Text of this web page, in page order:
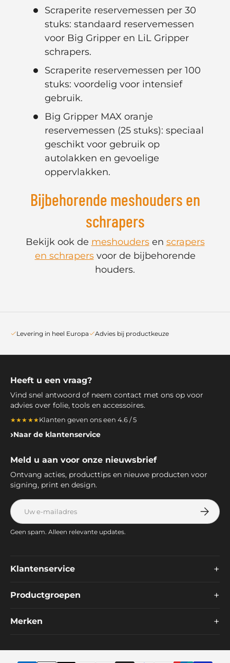
Scraperite reservemessen per 30
stuks: standaard reservemessen
voor Big Gripper en LiL Gripper
schrapers.
Scraperite reservemessen per 100
stuks: voordelig voor intensief
gebruik.
Big Gripper MAX oranje
reservemessen (25 stuks): speciaal
geschikt voor gebruik op
autolakken en gevoelige
oppervlakken.
Bijbehorende meshouders en
schrapers
Bekijk ook de meshoudersen scrapers
en schrapersvoor de bijbehorende
houders.
Levering in heel Europa Advies bij productkeuze
Heeft u een vraag?
Vind snel antwoord of neem contact met ons op voor
advies over folie, tools en accessoires.
★★★★★Klanten geven ons een 4.6 / 5
Naar de klantenservice
Meld u aan voor onze nieuwsbrief
Ontvang acties, producttips en nieuwe producten voor
signing, print en design.
E-mailadres
Geen spam. Alleen relevante updates.
Klantenservice +
Productgroepen +
Merken +